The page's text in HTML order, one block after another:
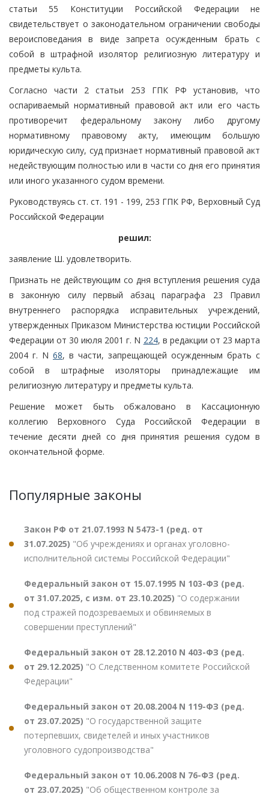
статьи 55 Конституции Российской Федерации не
свидетельствует о законодательном ограничении свободы
вероисповедания в виде запрета осужденным брать с
собой в штрафной изолятор религиозную литературу и
предметы культа.
Согласно части 2 статьи 253 ГПК РФ установив, что
оспариваемый нормативный правовой акт или его часть
противоречит федеральному закону либо другому
нормативному правовому акту, имеющим большую
юридическую силу, суд признает нормативный правовой акт
недействующим полностью или в части со дня его принятия
или иного указанного судом времени.
Руководствуясь ст. ст. 191 - 199, 253 ГПК РФ, Верховный Суд
Российской Федерации
решил:
заявление Ш. удовлетворить.
Признать не действующим со дня вступления решения суда
в законную силу первый абзац параграфа 23 Правил
внутреннего распорядка исправительных учреждений,
утвержденных Приказом Министерства юстиции Российской
Федерации от 30 июля 2001 г. N 224, в редакции от 23 марта
2004 г. N 68, в части, запрещающей осужденным брать с
собой в штрафные изоляторы принадлежащие им
религиозную литературу и предметы культа.
Решение может быть обжаловано в Кассационную
коллегию Верховного Суда Российской Федерации в
течение десяти дней со дня принятия решения судом в
окончательной форме.
Популярные законы
Закон РФ от 21.07.1993 N 5473-1 (ред. от
31.07.2025) "Об учреждениях и органах уголовно-
исполнительной системы Российской Федерации"
Федеральный закон от 15.07.1995 N 103-ФЗ (ред.
от 31.07.2025, с изм. от 23.10.2025) "О содержании
под стражей подозреваемых и обвиняемых в
совершении преступлений"
Федеральный закон от 28.12.2010 N 403-ФЗ (ред.
от 29.12.2025) "О Следственном комитете Российской
Федерации"
Федеральный закон от 20.08.2004 N 119-ФЗ (ред.
от 23.07.2025) "О государственной защите
потерпевших, свидетелей и иных участников
уголовного судопроизводства"
Федеральный закон от 10.06.2008 N 76-ФЗ (ред.
от 23.07.2025) "Об общественном контроле за